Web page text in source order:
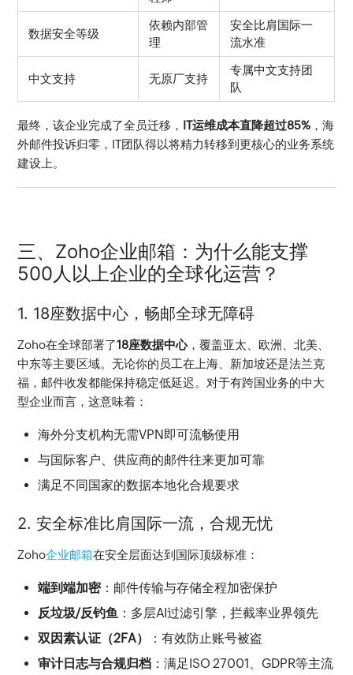
数据安全等级
依赖内部管
理
安全比肩国际一
流水准
中文支持 无原厂支持
专属中文支持团
队
最终，该企业完成了全员迁移， IT运维成本直降超过85% ，海
外邮件投诉归零，IT团队得以将精力转移到更核心的业务系统
建设上。
三、Zoho企业邮箱：为什么能支撑
500人以上企业的全球化运营？
1. 18座数据中心，畅邮全球无障碍
Zoho在全球部署了18座数据中心，覆盖亚太、欧洲、北美、
中东等主要区域。无论你的员工在上海、新加坡还是法兰克
福，邮件收发都能保持稳定低延迟。对于有跨国业务的中大
型企业而言，这意味着：
海外分支机构无需VPN即可流畅使用
与国际客户、供应商的邮件往来更加可靠
满足不同国家的数据本地化合规要求
2. 安全标准比肩国际一流，合规无忧
Zoho企业邮箱在安全层面达到国际顶级标准：
端到端加密：邮件传输与存储全程加密保护
反垃圾/反钓鱼：多层AI过滤引擎，拦截率业界领先
双因素认证（2FA）
：有效防止账号被盗
审计日志与合规归档：满足ISO 27001、GDPR等主流